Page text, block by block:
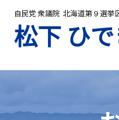
松下 ひ
自民党 衆議院 北海道第９選挙